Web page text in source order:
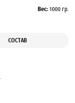
Вес: 1000 гр.
СОСТАВ